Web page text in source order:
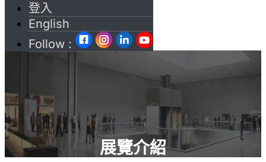
登入
English
Follow :
展覽介紹